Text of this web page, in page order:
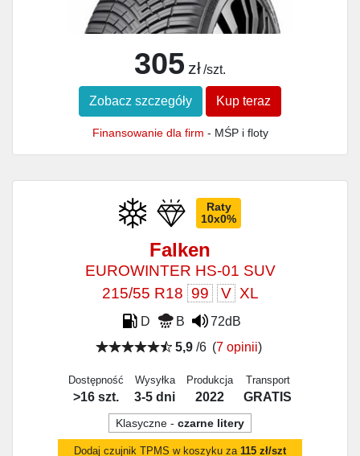
305 zł /szt.
Zobacz szczegóły Kup teraz
Finansowanie dla firm - MŚP i floty
Raty
10x0%
Falken
EUROWINTER HS-01 SUV
215/55 R18 99 V XL
D B
72dB
5,9 /6 (7 opinii)
Dostępność
>16 szt.
Wysyłka
3-5 dni
Produkcja
2022
Transport
GRATIS
Klasyczne - czarne litery
Dodaj czujnik TPMS w koszyku za 115 zł/szt